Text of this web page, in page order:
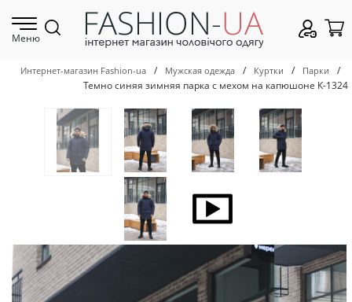
Меню
Интернет-магазин Fashion-ua / Мужская одежда / Куртки / Парки
/
Темно синяя зимняя парка с мехом на капюшоне К-1324